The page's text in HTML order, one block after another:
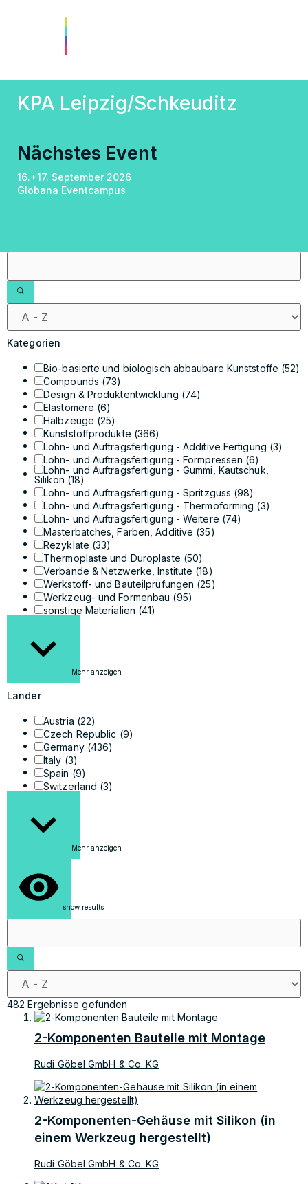
KPA Leipzig/Schkeuditz
Nächstes Event
16.+17. September 2026
Globana Eventcampus
Kategorien
Bio-basierte und biologisch abbaubare Kunststoffe (52)
Compounds (73)
Design & Produktentwicklung (74)
Elastomere (6)
Halbzeuge (25)
Kunststoffprodukte (366)
Lohn- und Auftragsfertigung - Additive Fertigung (3)
Lohn- und Auftragsfertigung - Formpressen (6)
Lohn- und Auftragsfertigung - Gummi, Kautschuk,
Silikon (18)
Lohn- und Auftragsfertigung - Spritzguss (98)
Lohn- und Auftragsfertigung - Thermoforming (3)
Lohn- und Auftragsfertigung - Weitere (74)
Masterbatches, Farben, Additive (35)
Rezyklate (33)
Thermoplaste und Duroplaste (50)
Verbände & Netzwerke, Institute (18)
Werkstoff- und Bauteilprüfungen (25)
Werkzeug- und Formenbau (95)
sonstige Materialien (41)
Mehr anzeigen
Länder
Austria (22)
Czech Republic (9)
Germany (436)
Italy (3)
Spain (9)
Switzerland (3)
Mehr anzeigen
show results
482 Ergebnisse gefunden
2-Komponenten Bauteile mit Montage
Rudi Göbel GmbH & Co. KG
2-Komponenten-Gehäuse mit Silikon (in
einem Werkzeug hergestellt)
Rudi Göbel GmbH & Co. KG